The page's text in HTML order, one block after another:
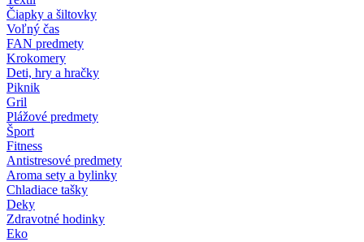
Čiapky a šiltovky
Voľný čas
FAN predmety
Krokomery
Deti, hry a hračky
Piknik
Gril
Plážové predmety
Šport
Fitness
Antistresové predmety
Aroma sety a bylinky
Chladiace tašky
Deky
Zdravotné hodinky
Eko